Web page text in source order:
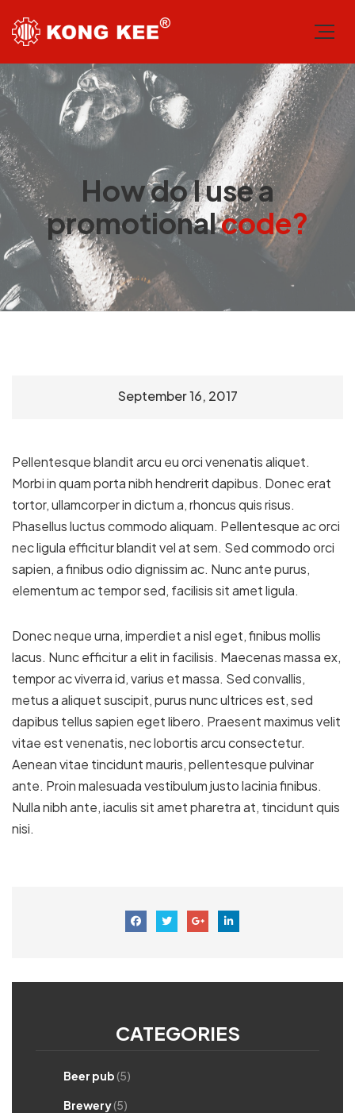
How do I use a
promotionalcode?
September 16, 2017
Pellentesque blandit arcu eu orci venenatis aliquet.
Morbi in quam porta nibh hendrerit dapibus. Donec erat
tortor, ullamcorper in dictum a, rhoncus quis risus.
Phasellus luctus commodo aliquam. Pellentesque ac orci
nec ligula efficitur blandit vel at sem. Sed commodo orci
sapien, a finibus odio dignissim ac. Nunc ante purus,
elementum ac tempor sed, facilisis sit amet ligula.
Donec neque urna, imperdiet a nisl eget, finibus mollis
lacus. Nunc efficitur a elit in facilisis. Maecenas massa ex,
tempor ac viverra id, varius et massa. Sed convallis,
metus a aliquet suscipit, purus nunc ultrices est, sed
dapibus tellus sapien eget libero. Praesent maximus velit
vitae est venenatis, nec lobortis arcu consectetur.
Aenean vitae tincidunt mauris, pellentesque pulvinar
ante. Proin malesuada vestibulum justo lacinia finibus.
Nulla nibh ante, iaculis sit amet pharetra at, tincidunt quis
nisi.
CATEGORIES
Beer pub(5)
Brewery(5)